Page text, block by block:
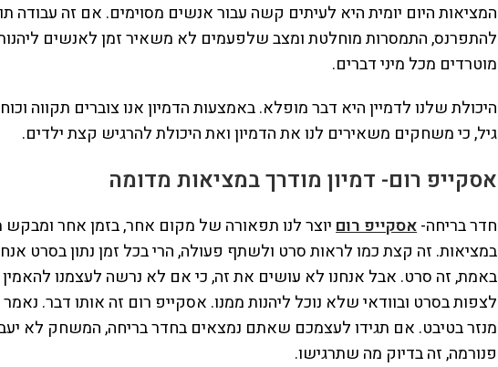
המציאות היום יומית היא לעיתים קשה עבור אנשים מסוימים. אם זה עבודה
להתפרנס, התמסרות מוחלטת ומצב שלפעמים לא משאיר זמן לאנשים
מוטרדים מכל מיני דברים.
היכולת שלנו לדמיין היא דבר מופלא. באמצעות הדמיון אנו צוברים תקווה
גיל, כי משחקים משאירים לנו את הדמיון ואת היכולת להרגיש קצת ילדים.
אסקייפ רום- דמיון מודרך במציאות מדומה
חדר בריחה-אסקייפ רוםיוצר לנו תפאורה של מקום אחר, בזמן אחר ומבקש
במציאות. זה קצת כמו לראות סרט ולשתף פעולה, הרי בכל זמן נתון בסרט
באמת, זה סרט. אבל אנחנו לא עושים את זה, כי אם לא נרשה לעצמנו
לצפות בסרט ובוודאי שלא נוכל ליהנות ממנו. אסקייפ רום זה אותו דבר.
מנזר בטיבט. אם תגידו לעצמכם שאתם נמצאים בחדר בריחה, המשחק לא
פנורמה, זה בדיוק מה שתרגישו.